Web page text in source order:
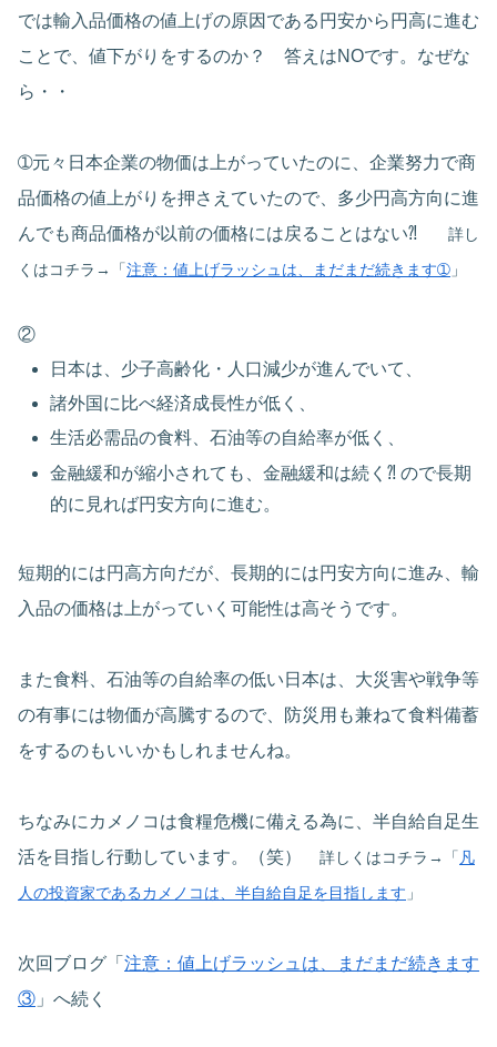
では輸入品価格の値上げの原因である円安から円高に進む
ことで、値下がりをするのか？ 答えはNOです。なぜな
ら・・
➀元々日本企業の物価は上がっていたのに、企業努力で商
品価格の値上がりを押さえていたので、多少円高方向に進
んでも商品価格が以前の価格には戻ることはない⁈ 詳し
くはコチラ→「注意：値上げラッシュは、まだまだ続きます➀ 」
②
日本は、少子高齢化・人口減少が進んでいて、
諸外国に比べ経済成長性が低く、
生活必需品の食料、石油等の自給率が低く、
金融緩和が縮小されても、金融緩和は続く⁈ ので長期
的に見れば円安方向に進む。
短期的には円高方向だが、長期的には円安方向に進み、輸
入品の価格は上がっていく可能性は高そうです。
また食料、石油等の自給率の低い日本は、大災害や戦争等
の有事には物価が高騰するので、防災用も兼ねて食料備蓄
をするのもいいかもしれませんね。
ちなみにカメノコは食糧危機に備える為に、半自給自足生
活を目指し行動しています。（笑） 詳しくはコチラ→「 凡
人の投資家であるカメノコは、半自給自足を目指します 」
次回ブログ「 注意：値上げラッシュは、まだまだ続きます
③ 」へ続く